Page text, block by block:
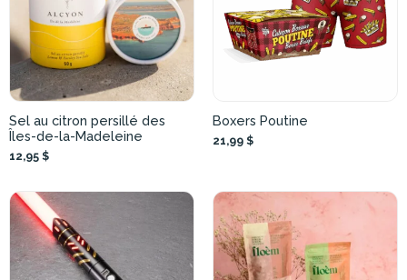
Sel au citron persillé des
Îles-de-la-Madeleine
12,95 $
Boxers Poutine
21,99 $